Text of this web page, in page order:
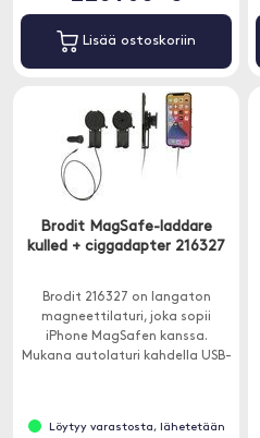
Lisää ostoskoriin
Brodit MagSafe-laddare
kulled + ciggadapter 216327
Brodit 216327 on langaton
magneettilaturi, joka sopii
iPhone MagSafen kanssa.
Mukana autolaturi kahdella USB-
Löytyy varastosta, lähetetään